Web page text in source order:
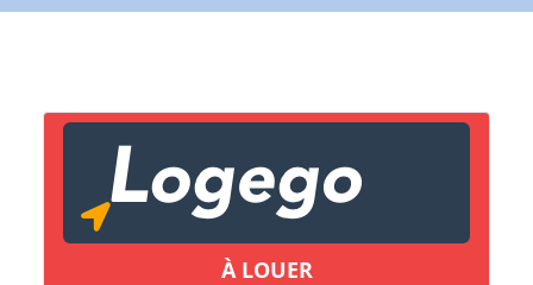
À LOUER
Autre
Lien vers inscription (sera inclus dans courriel)